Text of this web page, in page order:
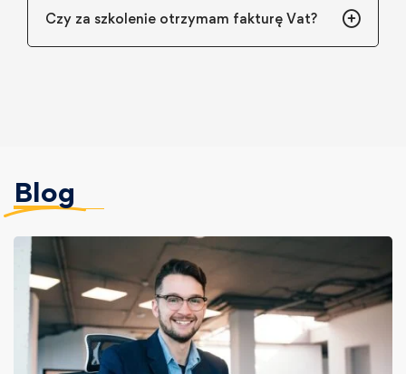
Czy za szkolenie otrzymam fakturę Vat?
Blog